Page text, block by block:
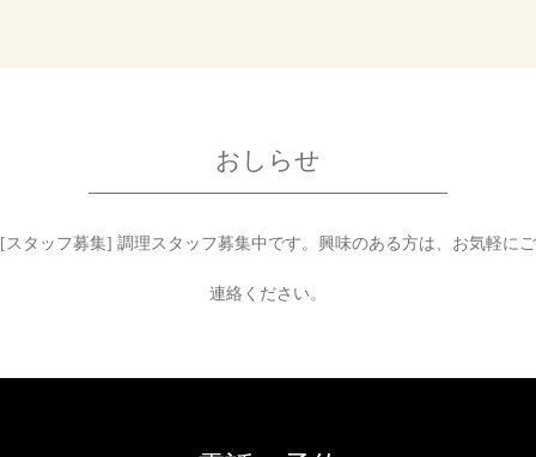
おしらせ
[スタッフ募集] 調理スタッフ募集中です。 興味のある方は、お気軽にご
連絡ください。